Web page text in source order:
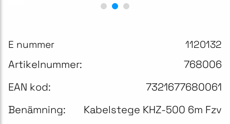
E nummer 1120132
Artikelnummer:
768006
EAN kod:
7321677680061
Benämning:
Kabelstege KHZ-500 6m Fzv